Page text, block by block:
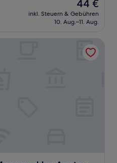
Preis
beträgt
44 €
inkl. Steuern & Gebühren
10. Aug.–11. Aug.